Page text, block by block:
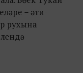
− әти-
рухына